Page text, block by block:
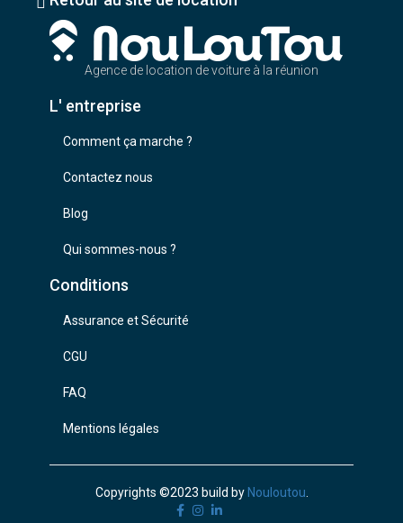
Agence de location de voiture à la réunion
L' entreprise
Comment ça marche ?
Contactez nous
Blog
Qui sommes-nous ?
Conditions
Assurance et Sécurité
CGU
FAQ
Mentions légales
Copyrights ©2023 build by Nouloutou